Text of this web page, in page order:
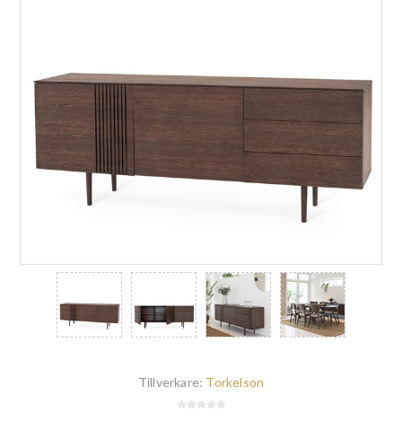
Tillverkare: Torkelson